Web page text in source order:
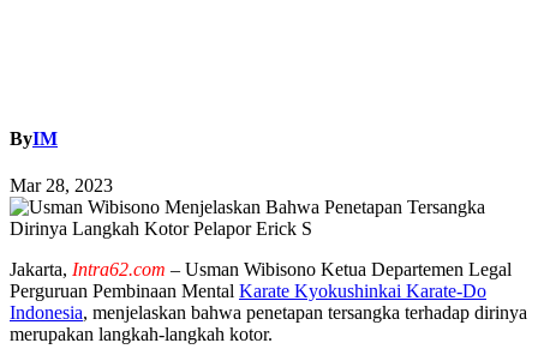
ByIM
Mar 28, 2023
Jakarta, Intra62.com – Usman Wibisono Ketua Departemen Legal
Perguruan Pembinaan Mental Karate Kyokushinkai Karate-Do
Indonesia, menjelaskan bahwa penetapan tersangka terhadap dirinya
merupakan langkah-langkah kotor.